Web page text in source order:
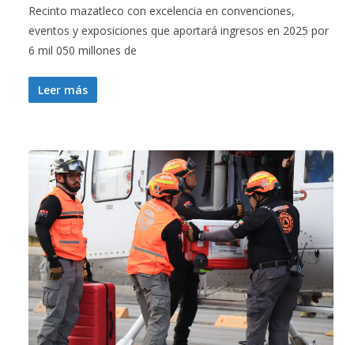
Recinto mazatleco con excelencia en convenciones,
eventos y exposiciones que aportará ingresos en 2025 por
6 mil 050 millones de
Leer más